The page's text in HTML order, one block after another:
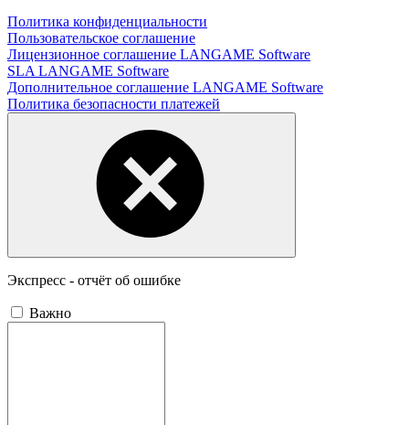
Политика конфиденциальности
Пользовательское соглашение
Лицензионное соглашение LANGAME Software
SLA LANGAME Software
Дополнительное соглашение LANGAME Software
Политика безопасности платежей
Экспресс - отчёт об ошибке
Важно